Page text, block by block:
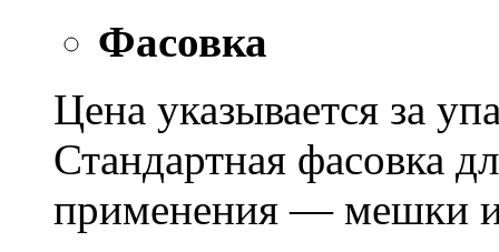
Фасовка
Цена указывается за
Стандартная фасовка
применения — мешки